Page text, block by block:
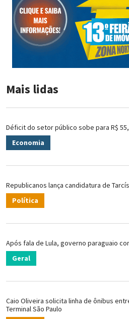
Mais lidas
Déficit do setor público sobe para R$
Economia
Republicanos lança candidatura de
Política
Após fala de Lula, governo paraguaio
Geral
Caio Oliveira solicita linha de ônibus
Terminal São Paulo